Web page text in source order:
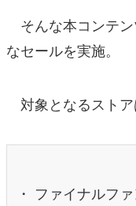
そんな本コンテ
なセールを実施。
対象となるストア
・ ファイナルフ